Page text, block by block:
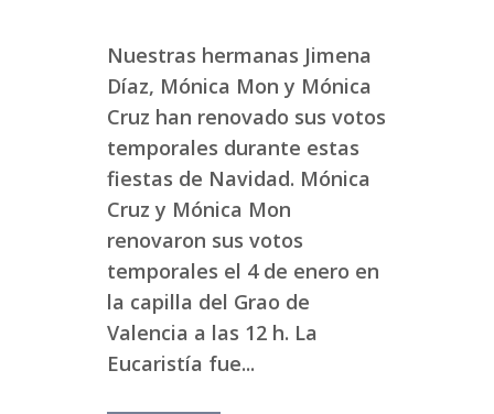
Nuestras hermanas Jimena
Díaz, Mónica Mon y Mónica
Cruz han renovado sus votos
temporales durante estas
fiestas de Navidad. Mónica
Cruz y Mónica Mon
renovaron sus votos
temporales el 4 de enero en
la capilla del Grao de
Valencia a las 12 h. La
Eucaristía fue...